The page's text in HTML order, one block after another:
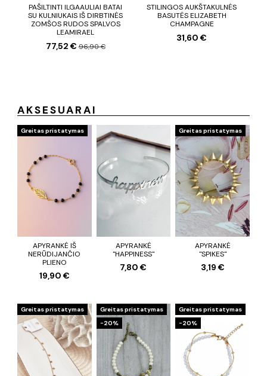
PAŠILTINTI ILGAAULIAI BATAI
SU KULNIUKAIS IŠ DIRBTINĖS
ZOMŠOS RUDOS SPALVOS
LEAMIRAEL
77,52 €96,90 €
STILINGOS AUKŠTAKULNĖS
BASUTĖS ELIZABETH
CHAMPAGNE
31,60 €
AKSESUARAI
Greitas pristatymas
APYRANKĖ IŠ
NERŪDIJANČIO
PLIENO
19,90 €
APYRANKĖ
"HAPPINESS"
7,80 €
Greitas pristatymas
APYRANKĖ
"SPIKES"
3,19 €
Greitas pristatymas
Greitas pristatymas
−20%
Greitas pristatymas
−20%